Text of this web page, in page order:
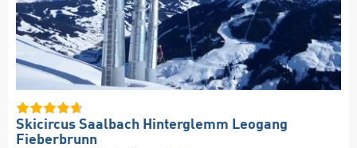
Skicircus Saalbach Hinterglemm Leogang
Fieberbrunn